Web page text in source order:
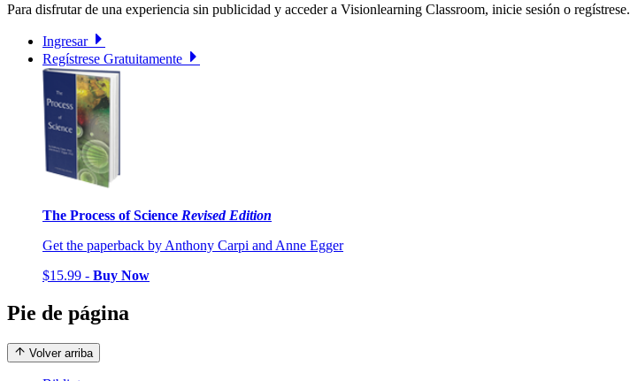
Para disfrutar de una experiencia sin publicidad y acceder a Visionlearning Classroom, inicie sesión o regístrese.
Ingresar
Regístrese Gratuitamente
The Process of Science Revised Edition
Get the paperback by Anthony Carpi and Anne Egger
$15.99 - Buy Now
Pie de página
Volver arriba